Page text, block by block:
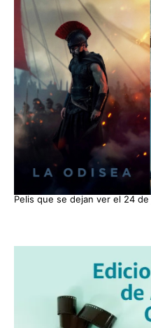
Pelis que se dejan ver el 24 de